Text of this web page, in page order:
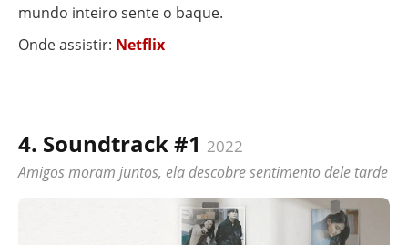
mundo inteiro sente o baque.
Onde assistir: Netflix
4. Soundtrack #1 2022
Amigos moram juntos, ela descobre sentimento dele tarde